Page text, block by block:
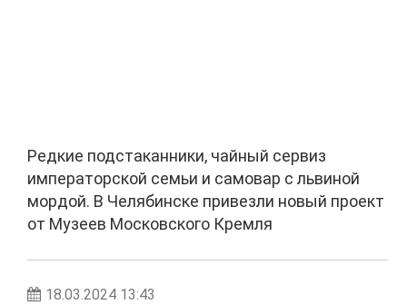
Редкие подстаканники, чайный сервиз
императорской семьи и самовар с львиной
мордой. В Челябинске привезли новый проект
от Музеев Московского Кремля
18.03.2024 13:43